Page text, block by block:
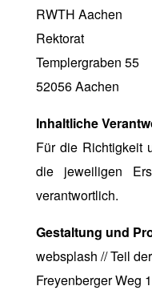
RWTH Aachen
Rektorat
Templergraben 55
52056 Aachen
Inhaltliche
Für die Richtigkeit
die jeweiligen
verantwortlich.
Gestaltung und
websplash // Teil
Freyenberger Weg